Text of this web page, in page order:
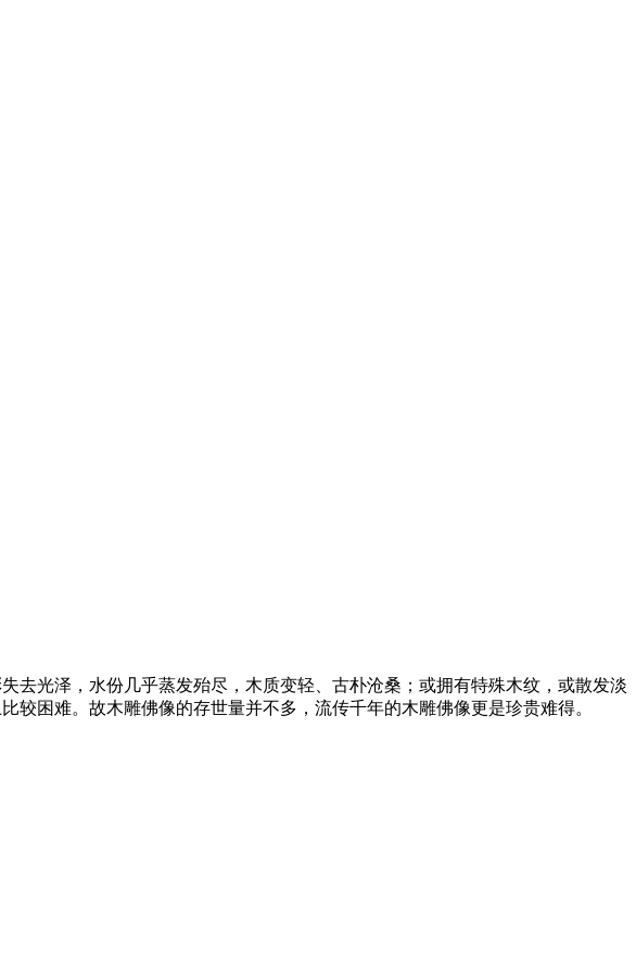
去光泽，水份几乎蒸发殆尽，木质变轻、古朴沧桑；或拥有特殊木纹，或散发淡
困难。故木雕佛像的存世量并不多，流传千年的木雕佛像更是珍贵难得。